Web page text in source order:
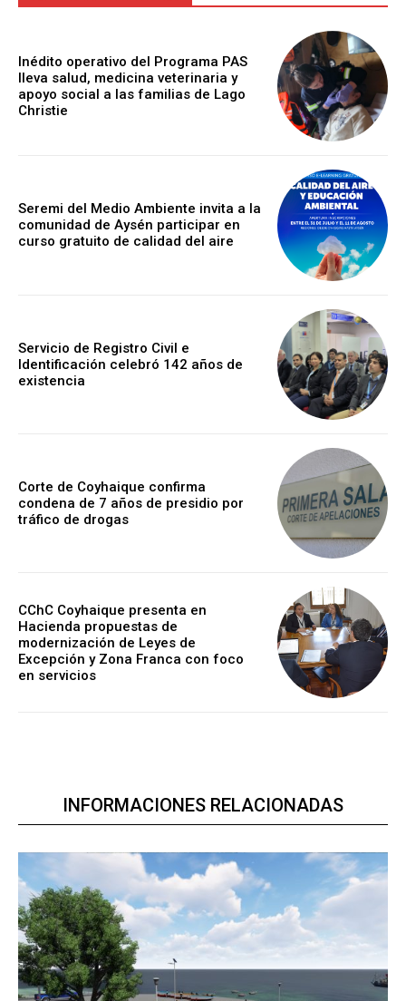
Inédito operativo del Programa PAS
lleva salud, medicina veterinaria y
apoyo social a las familias de Lago
Christie
Seremi del Medio Ambiente invita a la
comunidad de Aysén participar en
curso gratuito de calidad del aire
Servicio de Registro Civil e
Identificación celebró 142 años de
existencia
Corte de Coyhaique confirma
condena de 7 años de presidio por
tráfico de drogas
CChC Coyhaique presenta en
Hacienda propuestas de
modernización de Leyes de
Excepción y Zona Franca con foco
en servicios
INFORMACIONES RELACIONADAS